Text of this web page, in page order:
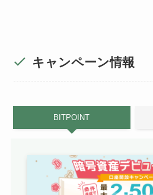
キャンペーン情報
BITPOINT